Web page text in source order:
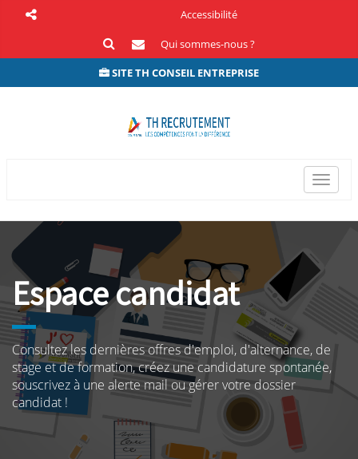
Accessibilité
Qui sommes-nous ?
SITE TH CONSEIL ENTREPRISE
Espace candidat
Consultez les dernières offres d'emploi, d'alternance, de
stage et de formation, créez une candidature spontanée,
souscrivez à une alerte mail ou gérer votre dossier
candidat !